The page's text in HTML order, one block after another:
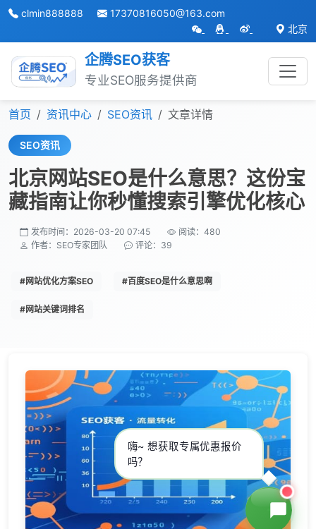
clmin888888
17370816050@163.com
北京
企腾SEO获客
专业SEO服务提供商
跳转到主内容
首页 资讯中心 SEO资讯 文章详情
SEO资讯
北京网站SEO是什么意思？这份宝
藏指南让你秒懂搜索引擎优化核心
发布时间：2026-03-20 07:45
阅读：480
作者：SEO专家团队
评论：39
#网站优化方案SEO #百度SEO是什么意思啊
#网站关键词排名
嗨~ 想获取专属优惠报价
吗？